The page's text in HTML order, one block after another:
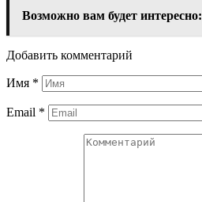
Возможно вам будет интересно:
Добавить комментарий
Имя *
Email *